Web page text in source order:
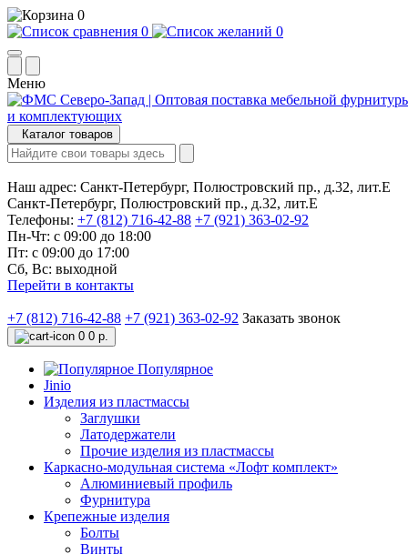
0
0
0
Меню
Каталог товаров
Наш адрес: Санкт-Петербург, Полюстровский пр., д.32, лит.Е
Санкт-Петербург, Полюстровский пр., д.32, лит.Е
Телефоны: +7 (812) 716-42-88 +7 (921) 363-02-92
Пн-Чт: с 09:00 до 18:00
Пт: с 09:00 до 17:00
Сб, Вс: выходной
Перейти в контакты
+7 (812) 716-42-88 +7 (921) 363-02-92 Заказать звонок
0 0 р.
Популярное
Jinio
Изделия из пластмассы
Заглушки
Латодержатели
Прочие изделия из пластмассы
Каркасно-модульная система «Лофт комплект»
Алюминиевый профиль
Фурнитура
Крепежные изделия
Болты
Винты